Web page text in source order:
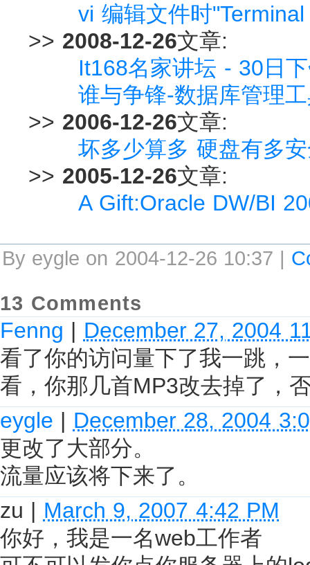
vi 编辑文件时
>> 2008-12-26文章:
It168名家讲坛 - 30日
谁与争锋-数据库管理
>> 2006-12-26文章:
坏多少算多 硬盘有多
>> 2005-12-26文章:
A Gift:Oracle DW/BI
By eygle on 2004-12-26 10:37 |
13 Comments
Fenng | December 27, 2004
看了你的访问量下了我一跳，
看，你那几首MP3改去掉了，
eygle | December 28, 2004
更改了大部分。
流量应该将下来了。
zu | March 9, 2007 4:42 PM
你好，我是一名web工作者